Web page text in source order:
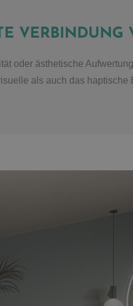
oder ästhetische
als auch das haptische